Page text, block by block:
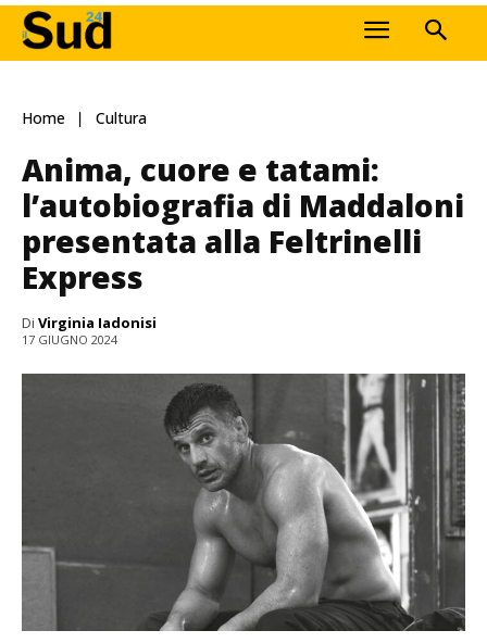
Home Cultura
Anima, cuore e tatami:
l’autobiografia di Maddaloni
presentata alla Feltrinelli
Express
Di Virginia Iadonisi
17 GIUGNO 2024